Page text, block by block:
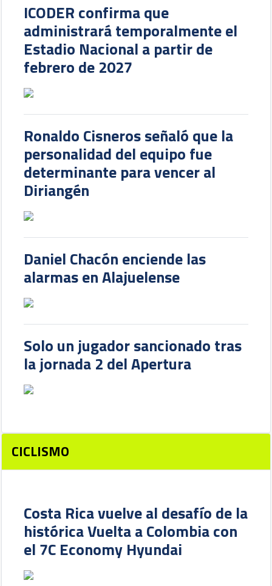
ICODER confirma que
administrará temporalmente el
Estadio Nacional a partir de
febrero de 2027
Ronaldo Cisneros señaló que la
personalidad del equipo fue
determinante para vencer al
Diriangén
Daniel Chacón enciende las
alarmas en Alajuelense
Solo un jugador sancionado tras
la jornada 2 del Apertura
CICLISMO
Costa Rica vuelve al desafío de la
histórica Vuelta a Colombia con
el 7C Economy Hyundai